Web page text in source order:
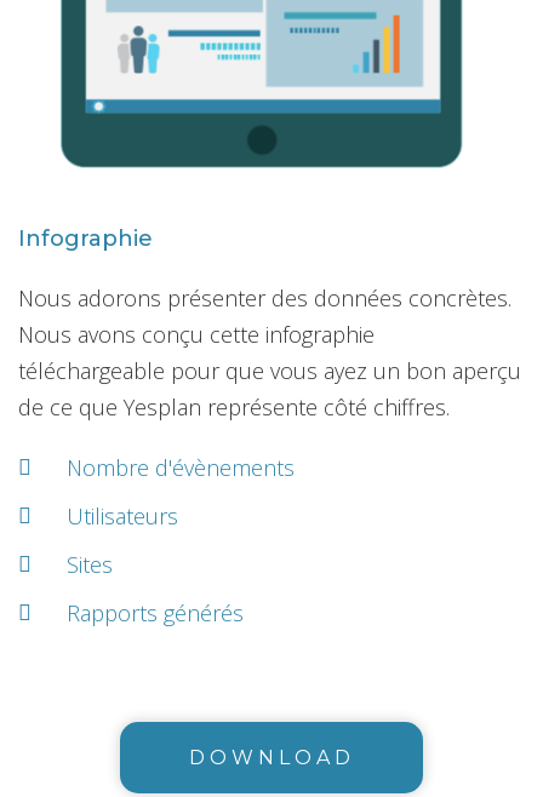
Infographie
Nous adorons présenter des données concrètes.
Nous avons conçu cette infographie
téléchargeable pour que vous ayez un bon aperçu
de ce que Yesplan représente côté chiffres.
Nombre d'évènements
Utilisateurs
Sites
Rapports générés
DOWNLOAD